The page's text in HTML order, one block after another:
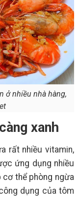
ở nhiều nhà hàng,
xanh
rất nhiều vitamin,
ứng dụng nhiều
thể phòng ngừa
dụng của tôm